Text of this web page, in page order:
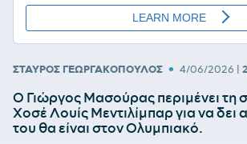
ΣΤΑΥΡΟΣ ΓΕΩΡΓΑΚΟΠΟΥΛΟΣ • 4/06/2026 |
Ο Γιώργος Μασούρας περιμένει τη
Χοσέ Λουίς Μεντιλίμπαρ για να δει
του θα είναι στον Ολυμπιακό.